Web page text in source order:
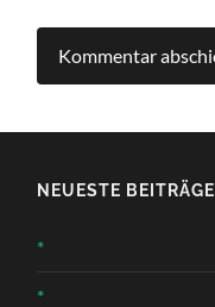
NEUESTE BEITRÄGE
*
*